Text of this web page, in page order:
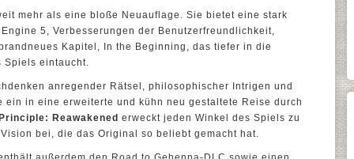
mehr als eine bloße Neuauflage. Sie bietet eine stark
5, Verbesserungen der Benutzerfreundlichkeit,
Kapitel, In the Beginning, das tiefer in die
Spiels eintaucht.
anregender Rätsel, philosophischer Intrigen und
ein in eine erweiterte und kühn neu gestaltete Reise durch
Reawakened erweckt jeden Winkel des Spiels zu
bei, die das Original so beliebt gemacht hat.